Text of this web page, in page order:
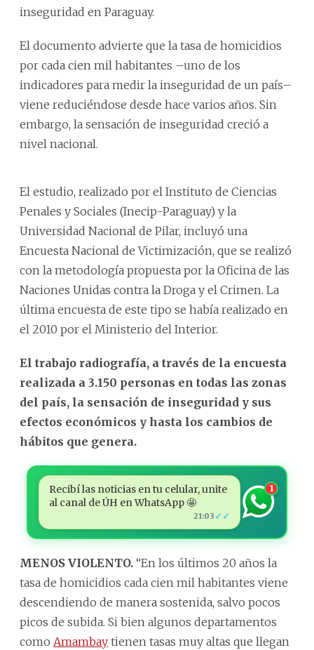
inseguridad en Paraguay.
El documento advierte que la tasa de homicidios
por cada cien mil habitantes –uno de los
indicadores para medir la inseguridad de un país–
viene reduciéndose desde hace varios años. Sin
embargo, la sensación de inseguridad creció a
nivel nacional.
El estudio, realizado por el Instituto de Ciencias
Penales y Sociales (Inecip-Paraguay) y la
Universidad Nacional de Pilar, incluyó una
Encuesta Nacional de Victimización, que se realizó
con la metodología propuesta por la Oficina de las
Naciones Unidas contra la Droga y el Crimen. La
última encuesta de este tipo se había realizado en
el 2010 por el Ministerio del Interior.
El trabajo radiografía, a través de la encuesta
realizada a 3.150 personas en todas las zonas
del país, la sensación de inseguridad y sus
efectos económicos y hasta los cambios de
hábitos que genera.
Recibí las noticias en tu celular, unite
al canal de ÚH en WhatsApp 🤩
21:03 ✓✓
1
MENOS VIOLENTO. “En los últimos 20 años la
tasa de homicidios cada cien mil habitantes viene
descendiendo de manera sostenida, salvo pocos
picos de subida. Si bien algunos departamentos
como Amambay tienen tasas muy altas que llegan